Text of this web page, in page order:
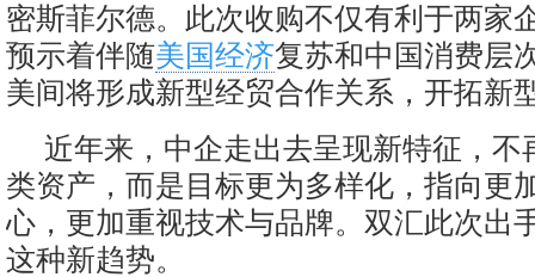
密斯菲尔德。此次收购不仅有利于两家
预示着伴随美国经济复苏和中国消费层
美间将形成新型经贸合作关系，开拓新
近年来，中企走出去呈现新特征，不
类资产，而是目标更为多样化，指向更
心，更加重视技术与品牌。双汇此次出
这种新趋势。